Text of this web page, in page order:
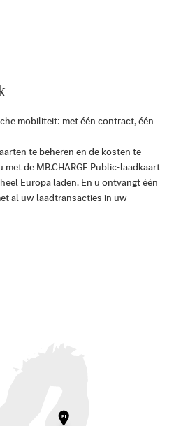
mobiliteit: met één contract, één
te beheren en de kosten te
de MB.CHARGE Public-laadkaart
Europa laden. En u ontvangt één
al uw laadtransacties in uw